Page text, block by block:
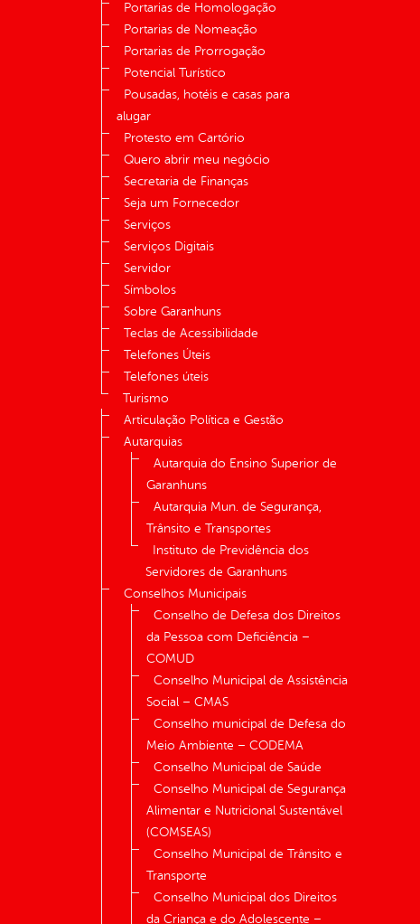
Portarias de Homologação
Portarias de Nomeação
Portarias de Prorrogação
Potencial Turístico
Pousadas, hotéis e casas para
alugar
Protesto em Cartório
Quero abrir meu negócio
Secretaria de Finanças
Seja um Fornecedor
Serviços
Serviços Digitais
Servidor
Símbolos
Sobre Garanhuns
Teclas de Acessibilidade
Telefones Úteis
Telefones úteis
Turismo
Articulação Política e Gestão
Autarquias
Autarquia do Ensino Superior de
Garanhuns
Autarquia Mun. de Segurança,
Trânsito e Transportes
Instituto de Previdência dos
Servidores de Garanhuns
Conselhos Municipais
Conselho de Defesa dos Direitos
da Pessoa com Deficiência –
COMUD
Conselho Municipal de Assistência
Social – CMAS
Conselho municipal de Defesa do
Meio Ambiente – CODEMA
Conselho Municipal de Saúde
Conselho Municipal de Segurança
Alimentar e Nutricional Sustentável
(COMSEAS)
Conselho Municipal de Trânsito e
Transporte
Conselho Municipal dos Direitos
da Criança e do Adolescente –